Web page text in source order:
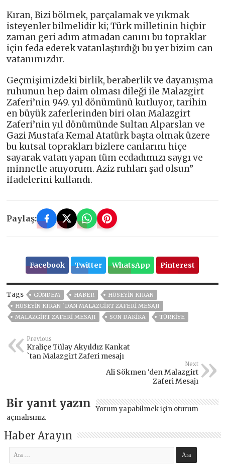
Kıran, Bizi bölmek, parçalamak ve yıkmak
isteyenler bilmelidir ki; Türk milletinin hiçbir
zaman geri adım atmadan canını bu topraklar
için feda ederek vatanlaştırdığı bu yer bizim can
vatanımızdır.
Geçmişimizdeki birlik, beraberlik ve dayanışma
ruhunun hep daim olması dileği ile Malazgirt
Zaferi’nin 949. yıl dönümünü kutluyor, tarihin
en büyük zaferlerinden biri olan Malazgirt
Zaferi’nin yıl dönümünde Sultan Alparslan ve
Gazi Mustafa Kemal Atatürk başta olmak üzere
bu kutsal toprakları bizlere canlarını hiçe
sayarak vatan yapan tüm ecdadımızı saygı ve
minnetle anıyorum. Aziz ruhları şad olsun”
ifadelerini kullandı.
Paylaş:
Facebook Twitter WhatsApp Pinterest
Tags GÜNDEM HABER
HÜSEYIN KIRAN
HÜSEYIN KIRAN `DAN MALAZGIRT ZAFERI MESAJI
MALAZGIRT ZAFERI MESAJI
SON DAKIKA TÜRKİYE
Previous
Kraliçe Tülay Akyıldız Kankat
`tan Malazgirt Zaferi mesajı
Next
Ali Sökmen ‘den Malazgirt
Zaferi Mesajı
Bir yanıt yazın Yorum yapabilmek için oturum
açmalısınız.
Haber Arayın